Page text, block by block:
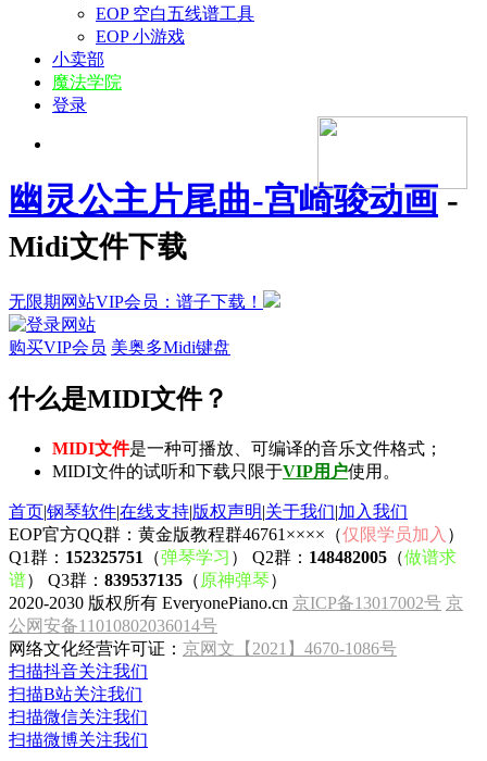
EOP 空白五线谱工具
EOP 小游戏
小卖部
魔法学院
登录
幽灵公主片尾曲-宫崎骏动画-
Midi文件下载
无限期网站VIP会员：谱子下载！
购买VIP会员 美奥多Midi键盘
什么是MIDI文件？
MIDI文件是一种可播放、可编译的音乐文件格式；
MIDI文件的试听和下载只限于VIP用户使用。
首页|钢琴软件|在线支持|版权声明|关于我们|加入我们
EOP官方QQ群：黄金版教程群46761××××（仅限学员加入 ）
Q1群： 152325751 （弹琴学习 ） Q2群： 148482005 （做谱求
谱） Q3群： 839537135 （ 原神弹琴）
2020-2030 版权所有 EveryonePiano.cn 京ICP备13017002号 京
公网安备11010802036014号
网络文化经营许可证： 京网文【2021】4670-1086号
扫描抖音关注我们
扫描B站关注我们
扫描微信关注我们
扫描微博关注我们